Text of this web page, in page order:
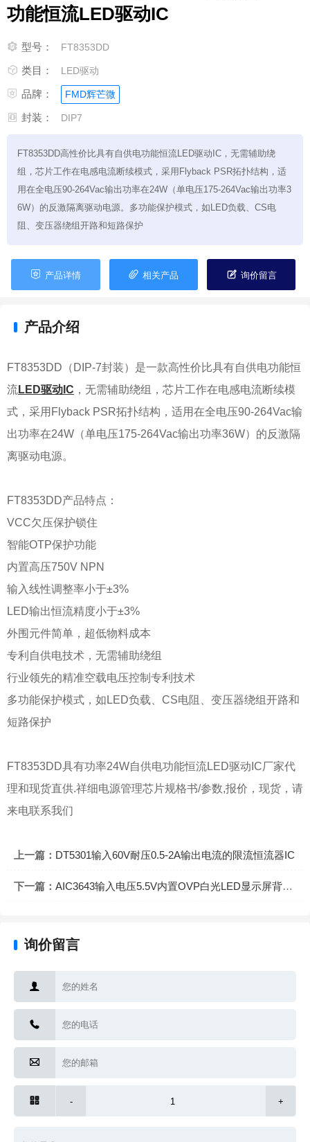
功能恒流LED驱动IC
 型号： FT8353DD
 类目： LED驱动
 品牌： FMD辉芒微
 封装： DIP7
FT8353DD高性价比具有自供电功能恒流LED驱动IC，无需辅助绕
组，芯片工作在电感电流断续模式，采用Flyback PSR拓扑结构，适
用在全电压90-264Vac输出功率在24W（单电压175-264Vac输出功率3
6W）的反激隔离驱动电源。多功能保护模式，如LED负载、CS电
阻、变压器绕组开路和短路保护
 产品详情  相关产品  询价留言
产品介绍
FT8353DD（DIP-7封装）是一款高性价比具有自供电功能恒
流LED驱动IC ，无需辅助绕组，芯片工作在电感电流断续模
式，采用Flyback PSR拓扑结构，适用在全电压90-264Vac输
出功率在24W（单电压175-264Vac输出功率36W）的反激隔
离驱动电源。
FT8353DD产品特点：
VCC欠压保护锁住
智能OTP保护功能
内置高压750V NPN
输入线性调整率小于±3%
LED输出恒流精度小于±3%
外围元件简单，超低物料成本
专利自供电技术，无需辅助绕组
行业领先的精准空载电压控制专利技术
多功能保护模式，如LED负载、CS电阻、变压器绕组开路和
短路保护
FT8353DD具有功率24W自供电功能恒流LED驱动IC厂家代
理和现货直供.祥细电源管理芯片规格书/参数,报价，现货，请
来电联系我们
上一篇： DT5301输入60V耐压0.5-2A输出电流的限流恒流器IC
下一篇： AIC3643输入电压5.5V内置OVP白光LED显示屏背光升压IC
询价留言



 - +